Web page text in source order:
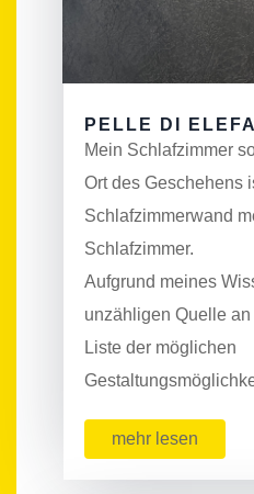
PELLE DI
Mein Schlafzimmer
Ort des Geschehens
Schlafzimmerwand
Schlafzimmer.
Aufgrund meines
unzähligen Quelle
Liste der möglichen
mehr lesen